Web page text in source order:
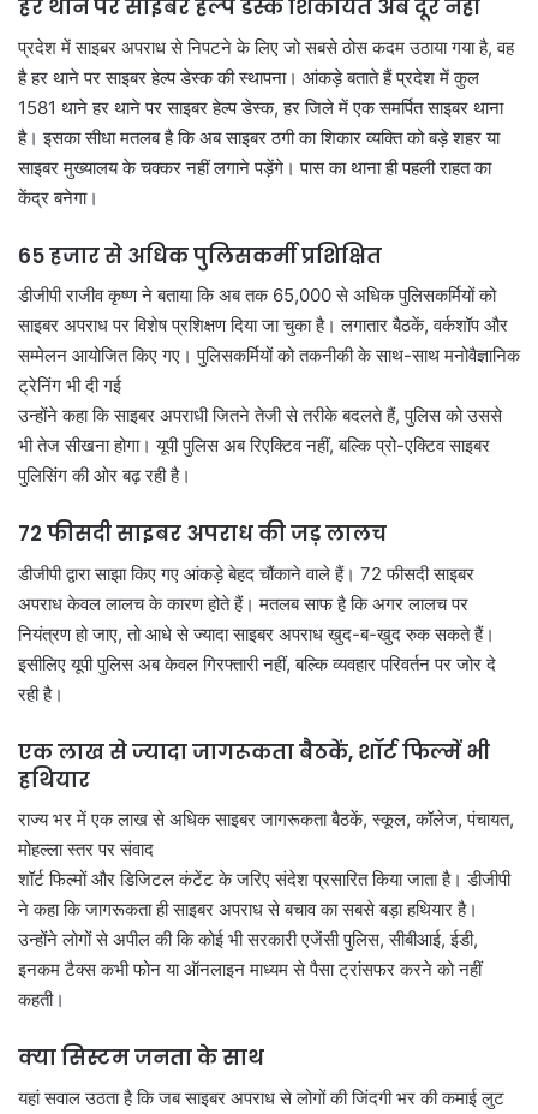
हर थाने पर साइबर हेल्प डेस्क शिकायत अब दूर नहीं
प्रदेश में साइबर अपराध से निपटने के लिए जो सबसे ठोस कदम उठाया गया है, वह
है हर थाने पर साइबर हेल्प डेस्क की स्थापना। आंकड़े बताते हैं प्रदेश में कुल
1581 थाने हर थाने पर साइबर हेल्प डेस्क, हर जिले में एक समर्पित साइबर थाना
है। इसका सीधा मतलब है कि अब साइबर ठगी का शिकार व्यक्ति को बड़े शहर या
साइबर मुख्यालय के चक्कर नहीं लगाने पड़ेंगे। पास का थाना ही पहली राहत का
केंद्र बनेगा।
65 हजार से अधिक पुलिसकर्मी प्रशिक्षित
डीजीपी राजीव कृष्ण ने बताया कि अब तक 65,000 से अधिक पुलिसकर्मियों को
साइबर अपराध पर विशेष प्रशिक्षण दिया जा चुका है। लगातार बैठकें, वर्कशॉप और
सम्मेलन आयोजित किए गए। पुलिसकर्मियों को तकनीकी के साथ-साथ मनोवैज्ञानिक
ट्रेनिंग भी दी गई
उन्होंने कहा कि साइबर अपराधी जितने तेजी से तरीके बदलते हैं, पुलिस को उससे
भी तेज सीखना होगा। यूपी पुलिस अब रिएक्टिव नहीं, बल्कि प्रो-एक्टिव साइबर
पुलिसिंग की ओर बढ़ रही है।
72 फीसदी साइबर अपराध की जड़ लालच
डीजीपी द्वारा साझा किए गए आंकड़े बेहद चौंकाने वाले हैं। 72 फीसदी साइबर
अपराध केवल लालच के कारण होते हैं। मतलब साफ है कि अगर लालच पर
नियंत्रण हो जाए, तो आधे से ज्यादा साइबर अपराध खुद-ब-खुद रुक सकते हैं।
इसीलिए यूपी पुलिस अब केवल गिरफ्तारी नहीं, बल्कि व्यवहार परिवर्तन पर जोर दे
रही है।
एक लाख से ज्यादा जागरूकता बैठकें, शॉर्ट फिल्में भी
हथियार
राज्य भर में एक लाख से अधिक साइबर जागरूकता बैठकें, स्कूल, कॉलेज, पंचायत,
मोहल्ला स्तर पर संवाद
शॉर्ट फिल्मों और डिजिटल कंटेंट के जरिए संदेश प्रसारित किया जाता है। डीजीपी
ने कहा कि जागरूकता ही साइबर अपराध से बचाव का सबसे बड़ा हथियार है।
उन्होंने लोगों से अपील की कि कोई भी सरकारी एजेंसी पुलिस, सीबीआई, ईडी,
इनकम टैक्स कभी फोन या ऑनलाइन माध्यम से पैसा ट्रांसफर करने को नहीं
कहती।
क्या सिस्टम जनता के साथ
यहां सवाल उठता है कि जब साइबर अपराध से लोगों की जिंदगी भर की कमाई लुट